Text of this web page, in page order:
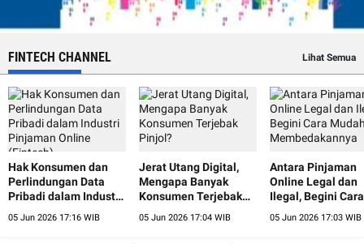
FINTECH CHANNEL Lihat Semua
Hak Konsumen dan
Perlindungan Data
Pribadi dalam Industri
05 Jun 2026 17:16 WIB
Jerat Utang Digital,
Mengapa Banyak
Konsumen Terjebak
05 Jun 2026 17:04 WIB
Antara Pinjaman
Online Legal dan
Ilegal, Begini Cara
05 Jun 2026 17:03 WIB